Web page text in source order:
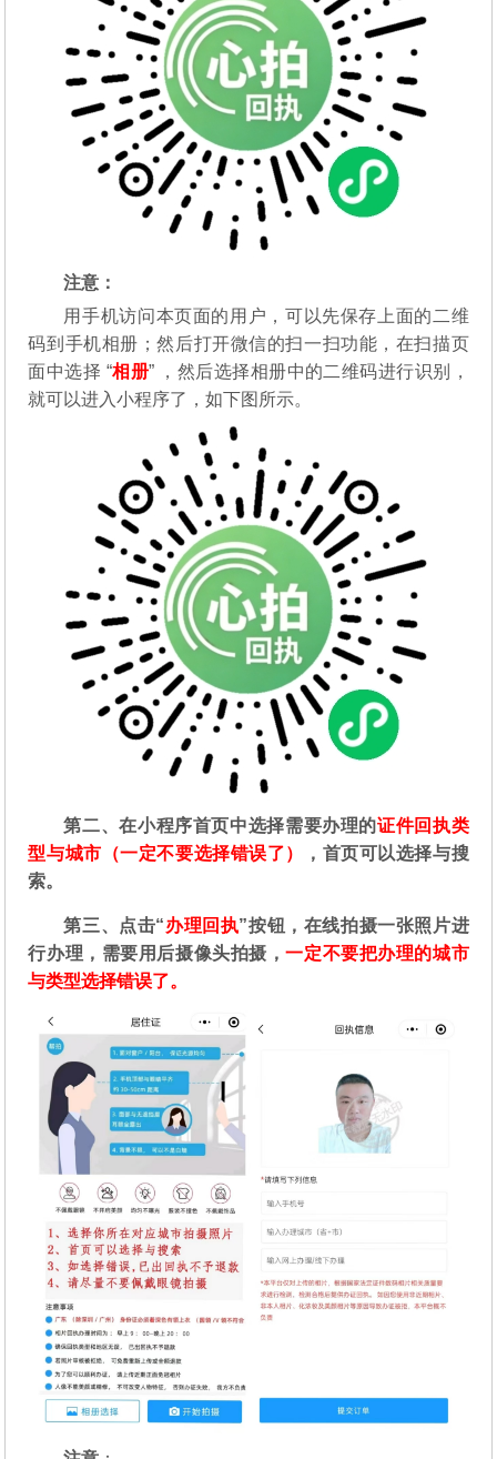
注意：
用手机访问本页面的用户，可以先保存上面的二维
码到手机相册；然后打开微信的扫一扫功能，在扫描页
面中选择 “相册” ，然后选择相册中的二维码进行识别，
就可以进入小程序了，如下图所示。
第二、在小程序首页中选择需要办理的证件回执类
型与城市（一定不要选择错误了）
，首页可以选择与搜
索。
第三、点击“办理回执”按钮，在线拍摄一张照片进
行办理，需要用后摄像头拍摄，一定不要把办理的城市
与类型选择错误了。